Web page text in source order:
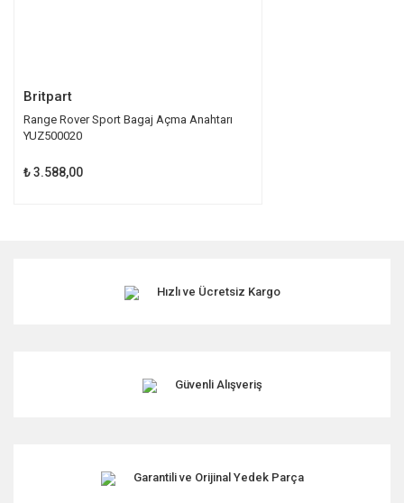
Britpart
Range Rover Sport Bagaj Açma Anahtarı
YUZ500020
₺ 3.588,00
Hızlı ve Ücretsiz Kargo
Güvenli Alışveriş
Garantili ve Orijinal Yedek Parça